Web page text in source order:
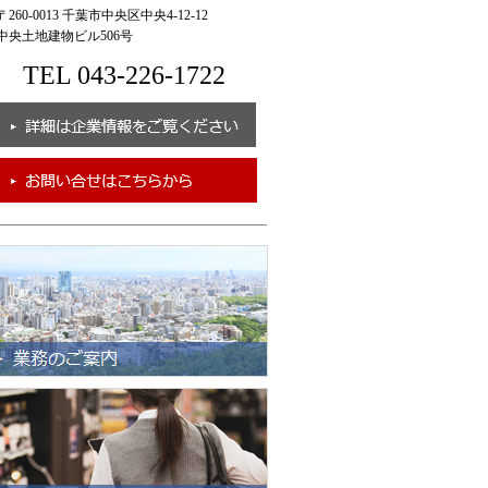
0013 千葉市中央区中央4-12-12
土地建物ビル506号
TEL 043-226-1722